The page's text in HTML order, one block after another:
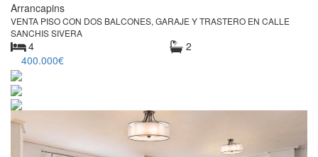
Arrancapins
VENTA PISO CON DOS BALCONES, GARAJE Y TRASTERO EN CALLE
SANCHIS SIVERA
4
2
400.000€